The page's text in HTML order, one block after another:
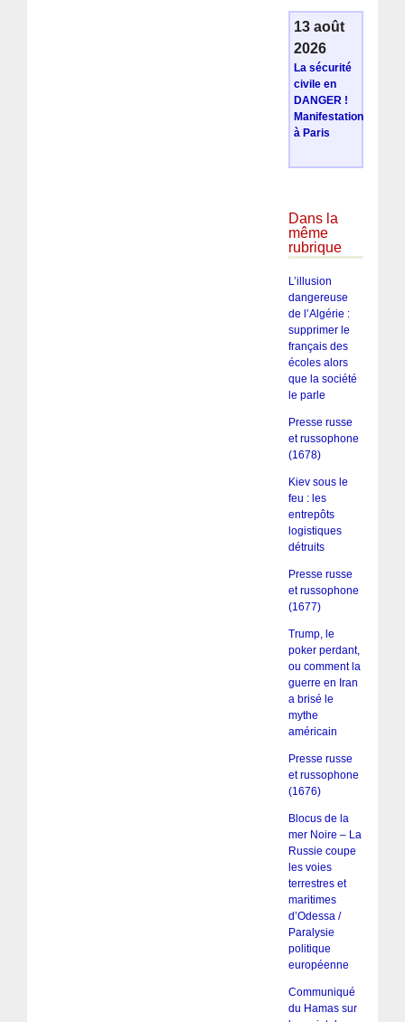
13 août
2026
La sécurité
civile en
DANGER !
Manifestation
à Paris
Dans la
même
rubrique
L’illusion
dangereuse
de l’Algérie :
supprimer le
français des
écoles alors
que la société
le parle
Presse russe
et russophone
(1678)
Kiev sous le
feu : les
entrepôts
logistiques
détruits
Presse russe
et russophone
(1677)
Trump, le
poker perdant,
ou comment la
guerre en Iran
a brisé le
mythe
américain
Presse russe
et russophone
(1676)
Blocus de la
mer Noire – La
Russie coupe
les voies
terrestres et
maritimes
d’Odessa /
Paralysie
politique
européenne
Communiqué
du Hamas sur